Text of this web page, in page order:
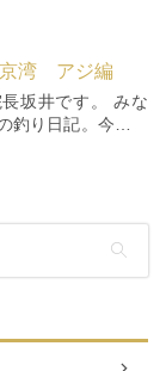
達は、自治体や企
し。 子供…
湾 アジ編
坂井です。 みな
釣り日記。今回は
を連れて、アジ釣